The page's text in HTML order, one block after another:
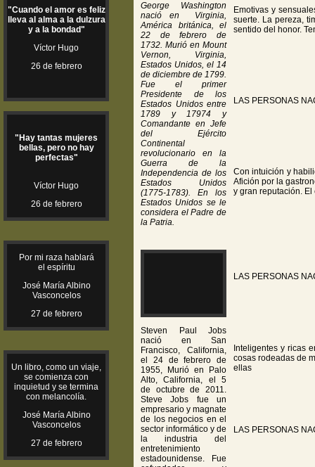
"Cuando el amor es feliz
lleva al alma a la dulzura
y a la bondad"
Víctor Hugo
26 de febrero
"Hay tantas mujeres
bellas, pero no hay
perfectas"
Víctor Hugo
26 de febrero
Por mi raza hablará
el espíritu
José María Albino
Vasconcelos
27 de febrero
Un libro, como un viaje,
se comienza con
inquietud y se termina
con melancolía.
José María Albino
Vasconcelos
27 de febrero
George Washington
nació en Virginia,
América británica, el
22 de febrero de
1732. Murió en Mount
Vernon, Virginia,
Estados Unidos, el 14
de diciembre de 1799.
Fue el primer
Presidente de los
Estados Unidos entre
1789 y 17974 y
Comandante en Jefe
del Ejército
Continental
revolucionario en la
Guerra de la
Independencia de los
Estados Unidos
(1775-1783). En los
Estados Unidos se le
considera el Padre de
la Patria.
Emotivas y
suerte. La pereza,
sentido del honor.
LAS PERSONAS
Con intuición y
Afición por la
y gran reputación.
Steven Paul Jobs
nació en San
Francisco, California,
el 24 de febrero de
1955, Murió en Palo
Alto, California, el 5
de octubre de 2011.
Steve Jobs fue un
empresario y magnate
de los negocios en el
sector informático y de
la industria del
entretenimiento
estadounidense. Fue
LAS PERSONAS
Inteligentes y ricas
cosas rodeadas de
ellas
LAS PERSONAS